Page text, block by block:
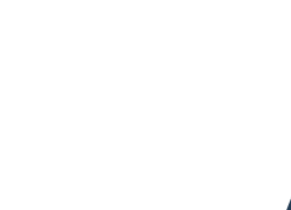
CREATE A
PLAY